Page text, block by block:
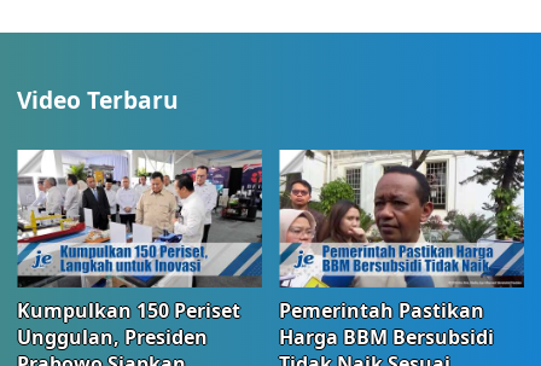
Video Terbaru
Kumpulkan 150 Periset
Unggulan, Presiden
Pemerintah Pastikan
Harga BBM Bersubsidi